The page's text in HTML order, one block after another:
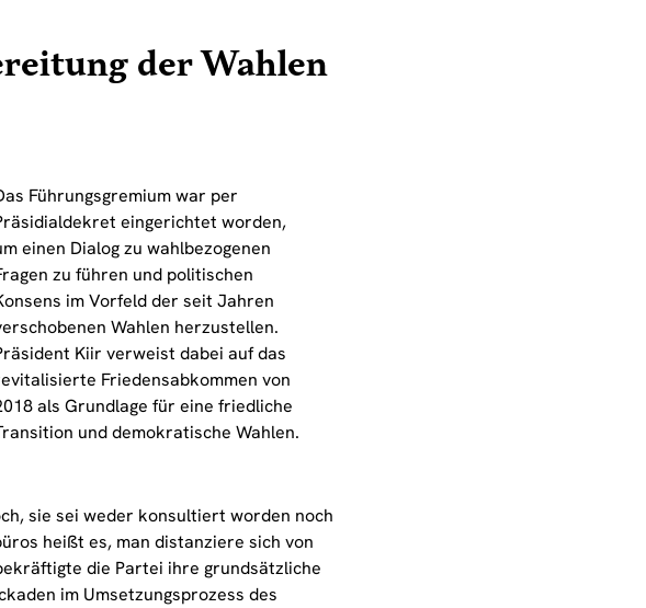
der Wahlen
Führungsgremium war per
eingerichtet worden,
einen Dialog zu wahlbezogenen
zu führen und politischen
im Vorfeld der seit Jahren
Wahlen herzustellen.
Kiir verweist dabei auf das
Friedensabkommen von
als Grundlage für eine friedliche
und demokratische Wahlen.
sie sei weder konsultiert worden noch
heißt es, man distanziere sich von
die Partei ihre grundsätzliche
im Umsetzungsprozess des